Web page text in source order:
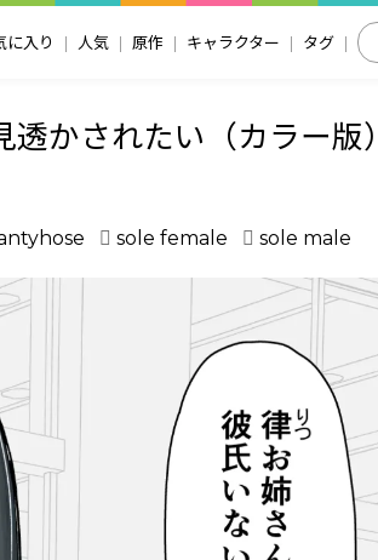
に入り 人気 原作 キャラクター タグ
かされたい（カラー版）
sole female sole male